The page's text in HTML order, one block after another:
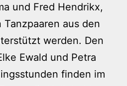
und Fred Hendrikx,
aus den
werden. Den
Ewald und Petra
finden im